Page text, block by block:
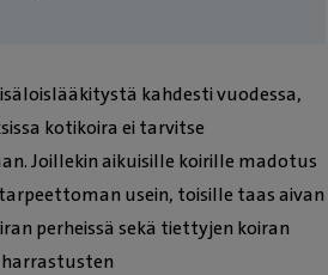
kahdesti vuodessa,
kotikoira ei tarvitse
Joillekin aikuisille koirille madotus
usein, toisille taas aivan
perheissä sekä tiettyjen koiran